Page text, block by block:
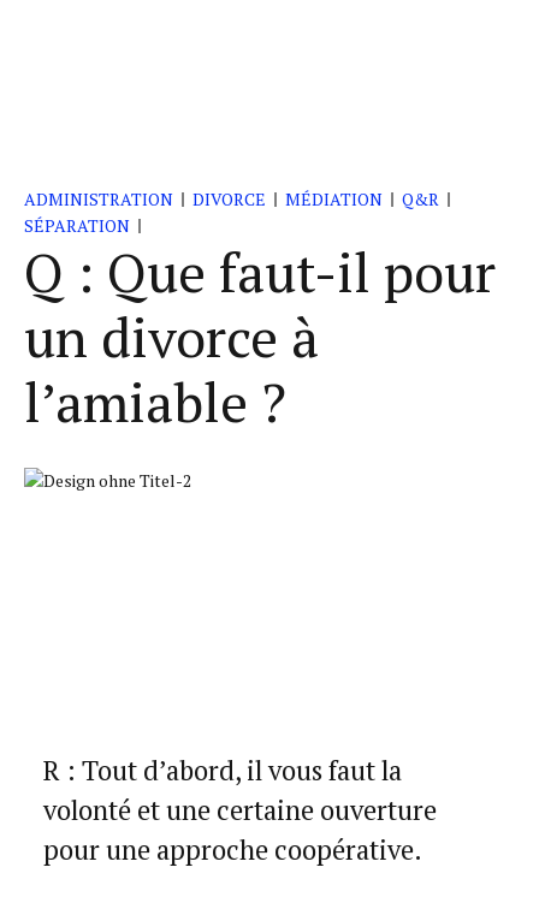
ADMINISTRATION DIVORCE MÉDIATION
Q&R
SÉPARATION
Q : Que faut-il pour
un divorce à
l’amiable ?
R : Tout d’abord, il vous faut la
volonté et une certaine ouverture
pour une approche coopérative.